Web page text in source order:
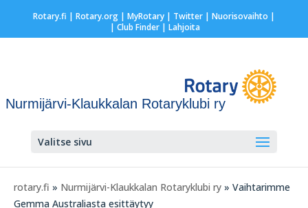
Rotary.fi | Rotary.org| MyRotary| Twitter| Nuorisovaihto |
| Club Finder| Lahjoita
Nurmijärvi-Klaukkalan Rotaryklubi ry
Valitse sivu
rotary.fi » Nurmijärvi-Klaukkalan Rotaryklubi ry » Vaihtarimme
Gemma Australiasta esittäytyy